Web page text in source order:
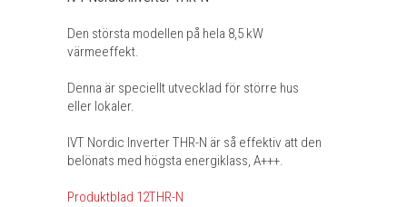
Den största modellen på hela 8,5 kW
värmeeffekt.
Denna är speciellt utvecklad för större hus
eller lokaler.
IVT Nordic Inverter THR-N är så effektiv att den
belönats med högsta energiklass, A+++.
Produktblad 12THR-N